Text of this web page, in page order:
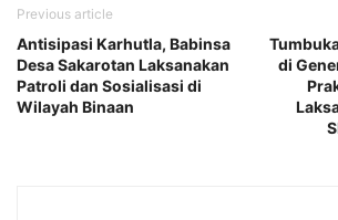
Previous article
Antisipasi Karhutla, Babinsa
Desa Sakarotan Laksanakan
Patroli dan Sosialisasi di
Wilayah Binaan
di